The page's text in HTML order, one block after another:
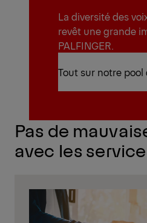
La diversité des
revêt une grande
PALFINGER.
Tout sur notre
Pas de
avec les